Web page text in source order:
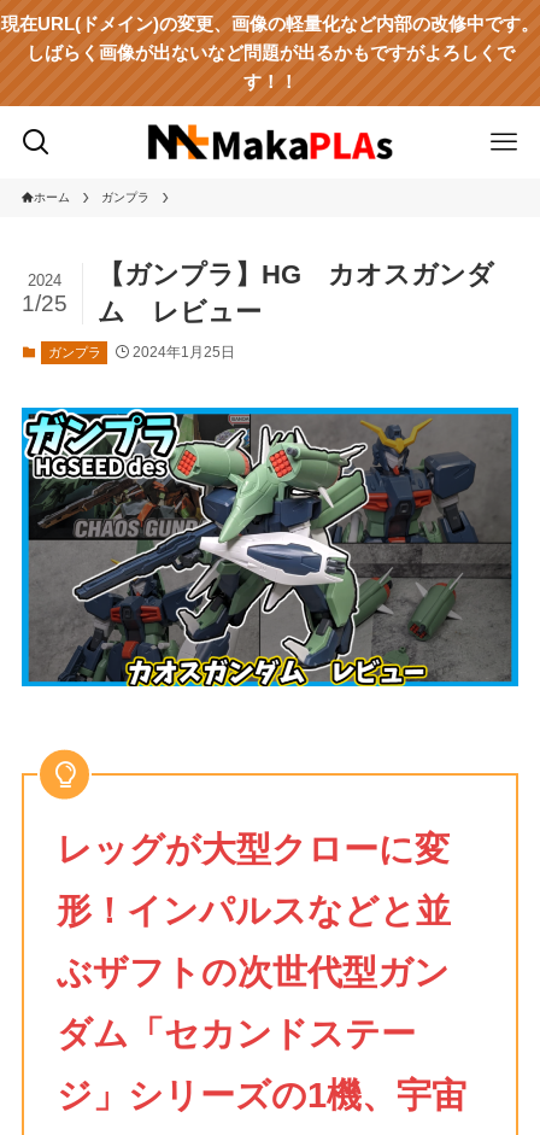
現在URL(ドメイン)の変更、画像の軽量化など内部の改修中です。
しばらく画像が出ないなど問題が出るかもですがよろしくで
す！！
ホーム ガンプラ
【ガンプラ】HG カオスガンダ
ム レビュー
2024
1/25
ガンプラ 2024年1月25日
レッグが大型クローに変
形！インパルスなどと並
ぶザフトの次世代型ガン
ダム「セカンドステー
ジ」シリーズの1機、宇宙